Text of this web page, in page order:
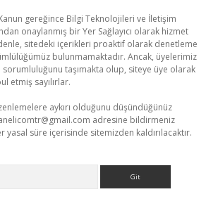
Kanun gereğince Bilgi Teknolojileri ve İletişim
onaylanmış bir Yer Sağlayıcı olarak hizmet
sitedeki içerikleri proaktif olarak denetleme
bulunmamaktadır. Ancak, üyelerimiz
sorumluluğunu taşımakta olup, siteye üye olarak
etmiş sayılırlar.
aykırı olduğunu düşündüğünüz
adresine bildirmeniz
yasal süre içerisinde sitemizden kaldırılacaktır.